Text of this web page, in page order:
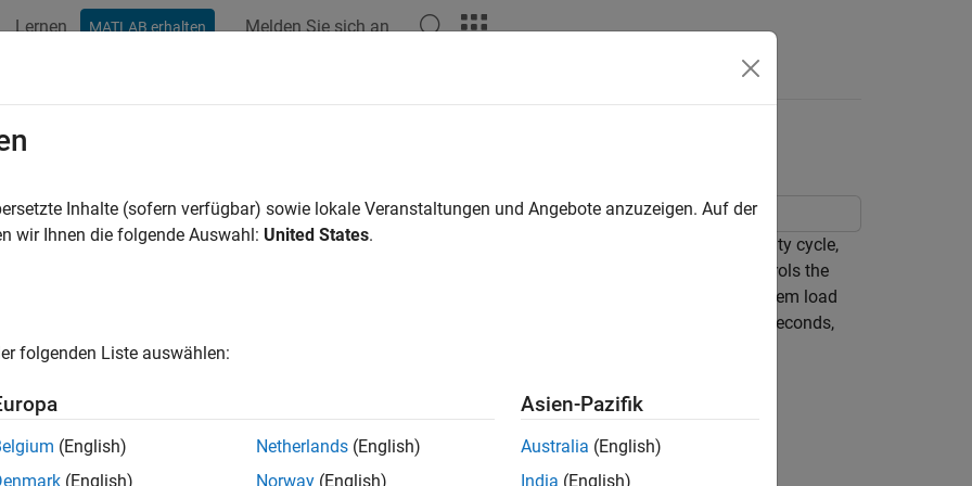
Lernen MATLAB erhalten Melden Sie sich an
Switch Buck-Boost Converter Control
shows how to control the output voltage of a four-switch buck-boost converter. To adjust the duty cycle,
subsystem uses a PI-based control algorithm. In both the boost and buck modes, one switch controls the
one is operated inversely and the other two are kept in fix positions. The input voltage and the system load
constant throughout the simulation. The total simulation time (t) is 0.25 seconds. At t = 0.15 seconds,
reference changes and the system switches from buck mode to boost mode.
Inhalte (sofern verfügbar) sowie lokale Veranstaltungen und Angebote anzuzeigen. Auf der
wir Ihnen die folgende Auswahl: United States.
folgenden Liste auswählen:
(English)
(English)
Netherlands (English)
Norway (English)
Asien-Pazifik
Australia (English)
India (English)